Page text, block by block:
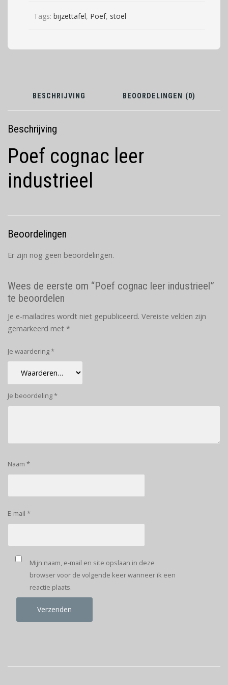
Tags: bijzettafel, Poef, stoel
BESCHRIJVING BEOORDELINGEN (0)
Beschrijving
Poef cognac leer
industrieel
Beoordelingen
Er zijn nog geen beoordelingen.
Wees de eerste om “Poef cognac leer industrieel”
te beoordelen
Je e-mailadres wordt niet gepubliceerd. Vereiste velden zijn
gemarkeerd met *
Je waardering*
Je beoordeling*
Naam *
E-mail *
Mijn naam, e-mail en site opslaan in deze
browser voor de volgende keer wanneer ik een
reactie plaats.